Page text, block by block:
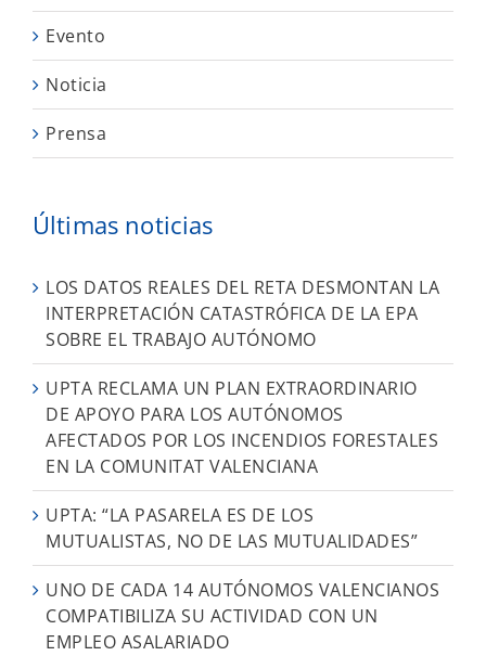
Evento
Noticia
Prensa
Últimas noticias
LOS DATOS REALES DEL RETA DESMONTAN LA
INTERPRETACIÓN CATASTRÓFICA DE LA EPA
SOBRE EL TRABAJO AUTÓNOMO
UPTA RECLAMA UN PLAN EXTRAORDINARIO
DE APOYO PARA LOS AUTÓNOMOS
AFECTADOS POR LOS INCENDIOS FORESTALES
EN LA COMUNITAT VALENCIANA
UPTA: “LA PASARELA ES DE LOS
MUTUALISTAS, NO DE LAS MUTUALIDADES”
UNO DE CADA 14 AUTÓNOMOS VALENCIANOS
COMPATIBILIZA SU ACTIVIDAD CON UN
EMPLEO ASALARIADO